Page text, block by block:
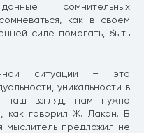
сомнительных
как в своем
силе помогать, быть
ситуации – это
уникальности в
наш взгляд, нам нужно
как говорил Ж. Лакан. В
мыслитель предложил не